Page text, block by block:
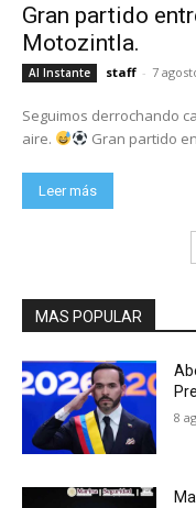
Gran partido
Motozintla.
Al Instante staff - 7
Seguimos derrochando
aire.
Gran partido
Leer más
MAS POPULAR
8